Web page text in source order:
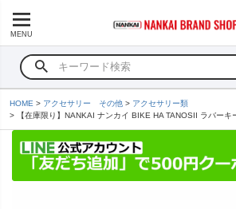
MENU
HOME アクセサリー その他
アクセサリー類
【在庫限り】NANKAI ナンカイ BIKE HA TANOSII ラバーキ